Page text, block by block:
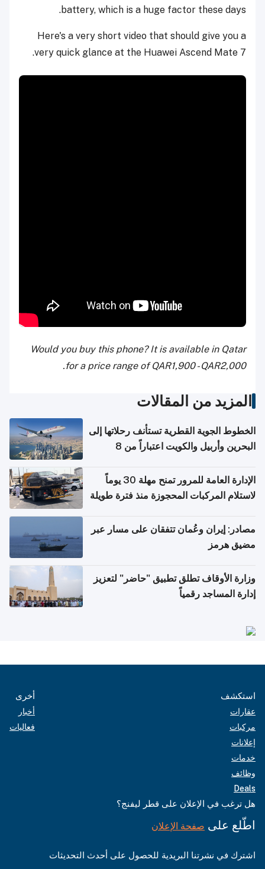
battery, which is a huge factor these days.
Here's a very short video that should give you a
very quick glance at the Huawei Ascend Mate 7.
Would you buy this phone? It is available in Qatar
for a price range of QAR1,900 - QAR2,000.
المزيد من المقالات
الخطوط الجوية القطرية تستأنف رحلاتها إلى
البحرين وأربيل والكويت اعتباراً من 8
الإدارة العامة للمرور تمنح مهلة 30 يوماً
لاستلام المركبات المحجوزة منذ فترة طويلة
مصادر: إيران وعُمان تتفقان على مسار عبر
مضيق هرمز
وزارة الأوقاف تطلق تطبيق "حاضر" لتعزيز
إدارة المساجد رقمياً
استكشف
عقارات
مركبات
إعلانات
خدمات
وظائف
Deals
أخرى
أخبار
فعاليات
هل ترغب في الإعلان على قطر ليفنج؟
اطّلع على صفحة الإعلان
اشترك في نشرتنا البريدية للحصول على أحدث التحديثات